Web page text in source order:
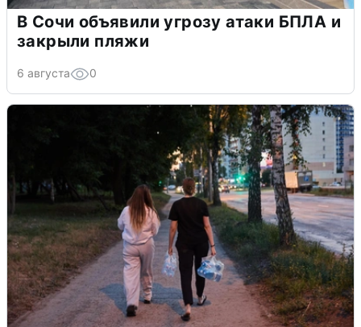
В Сочи объявили угрозу атаки БПЛА и
закрыли пляжи
6 августа 0